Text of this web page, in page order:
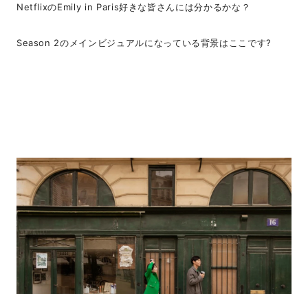
NetflixのEmily in Paris好きな皆さんには分かるかな？
Season 2のメインビジュアルになっている背景はここです?